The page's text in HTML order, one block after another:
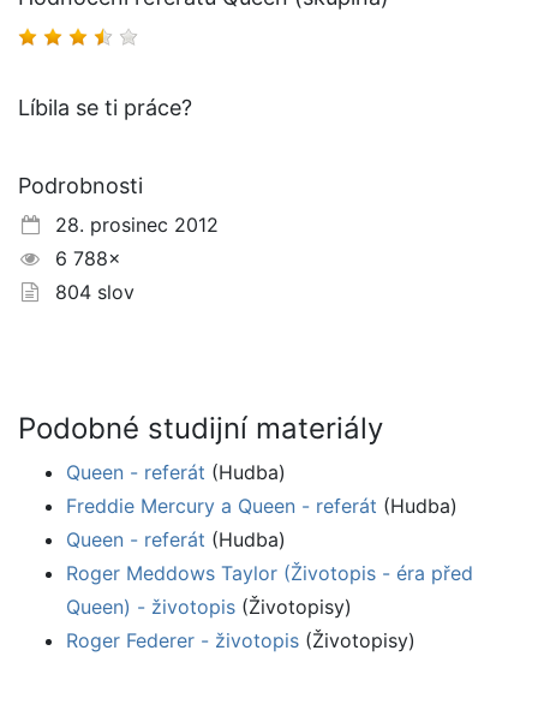
Líbila se ti práce?
Podrobnosti
28. prosinec 2012
6 788×
804 slov
Podobné studijní materiály
Queen - referát (Hudba)
Freddie Mercury a Queen - referát (Hudba)
Queen - referát (Hudba)
Roger Meddows Taylor (Životopis - éra před
Queen) - životopis (Životopisy)
Roger Federer - životopis (Životopisy)